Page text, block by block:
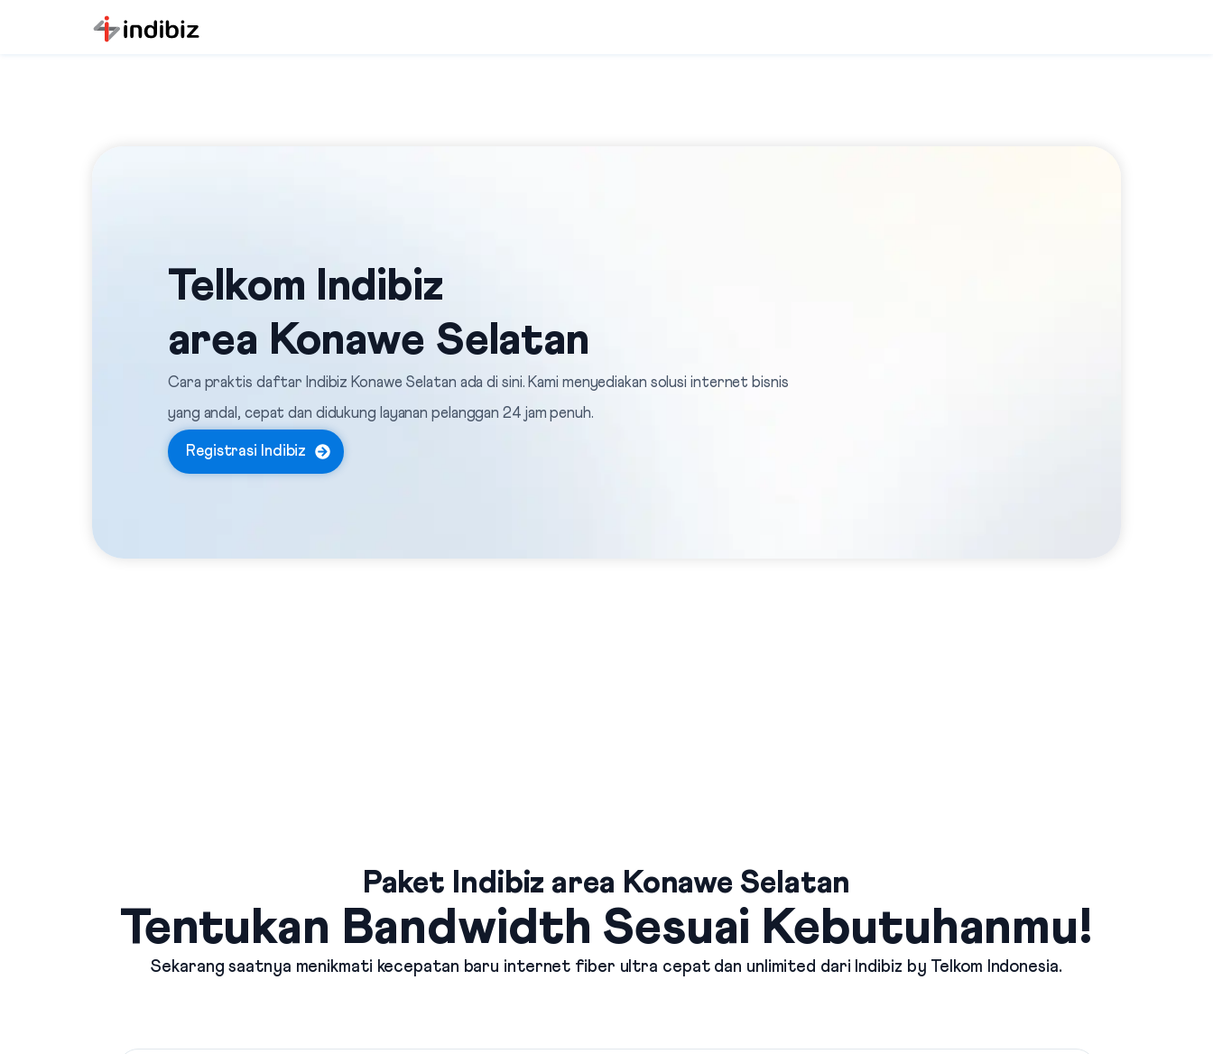
Telkom Indibiz
area Konawe Selatan
Cara praktis daftar Indibiz Konawe Selatan ada di sini. Kami menyediakan solusi internet bisnis
yang andal, cepat dan didukung layanan pelanggan 24 jam penuh.
Registrasi Indibiz
Paket Indibiz area Konawe Selatan
Tentukan Bandwidth Sesuai Kebutuhanmu!
Sekarang saatnya menikmati kecepatan baru internet fiber ultra cepat dan unlimited dari Indibiz by Telkom Indonesia.